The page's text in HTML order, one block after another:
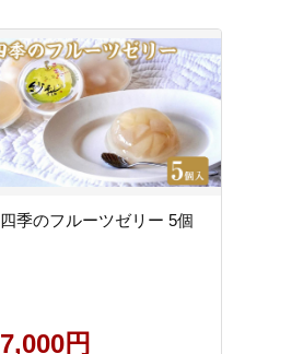
四季のフルーツゼリー 5個
7,000円